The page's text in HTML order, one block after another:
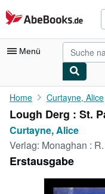
Zum Hauptinhalt
AbeBooks.de
Menü
Nutzerkonto
Meine Bestellungen
Detailsuche
Sammlungen
Antiquarische Bücher
Home Curtayne, Alice
Lough Derg : St.
Curtayne, Alice
Verlag: Monaghan :
Erstausgabe